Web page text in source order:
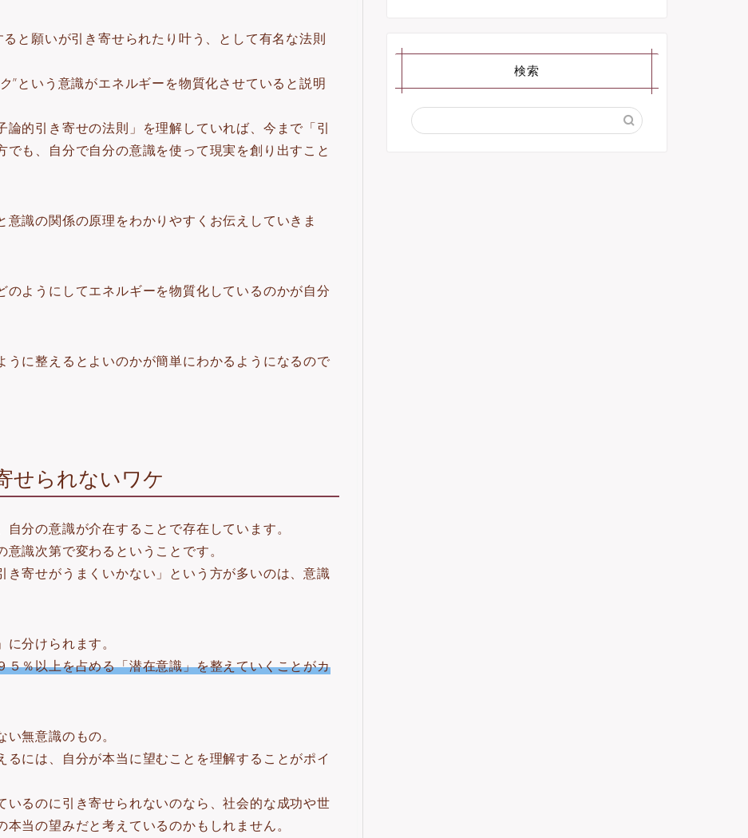
ると願いが引き寄せられたり叶う、として有名な法則
”という意識がエネルギーを物質化させていると説明
的引き寄せの法則」を理解していれば、今まで「引
も、自分で自分の意識を使って現実を創り出すこと
識の関係の原理をわかりやすくお伝えしていきま
ようにしてエネルギーを物質化しているのかが自分
うに整えるとよいのかが簡単にわかるようになるので
せられないワケ
分の意識が介在することで存在しています。
識次第で変わるということです。
き寄せがうまくいかない」という方が多いのは、意識
分けられます。
５％以上を占める「潜在意識」を整えていくことがカ
無意識のもの。
には、自分が本当に望むことを理解することがポイ
いるのに引き寄せられないのなら、社会的な成功や世
当の望みだと考えているのかもしれません。
検索